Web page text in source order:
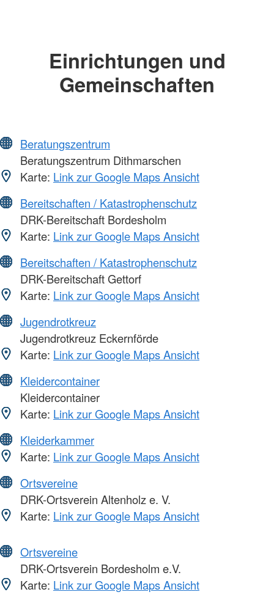
Einrichtungen und
Gemeinschaften
Beratungszentrum
Beratungszentrum Dithmarschen
Karte: Link zur Google Maps Ansicht
Bereitschaften / Katastrophenschutz
DRK-Bereitschaft Bordesholm
Karte: Link zur Google Maps Ansicht
Bereitschaften / Katastrophenschutz
DRK-Bereitschaft Gettorf
Karte: Link zur Google Maps Ansicht
Jugendrotkreuz
Jugendrotkreuz Eckernförde
Karte: Link zur Google Maps Ansicht
Kleidercontainer
Kleidercontainer
Karte: Link zur Google Maps Ansicht
Kleiderkammer
Karte: Link zur Google Maps Ansicht
Ortsvereine
DRK-Ortsverein Altenholz e. V.
Karte: Link zur Google Maps Ansicht
Ortsvereine
DRK-Ortsverein Bordesholm e.V.
Karte: Link zur Google Maps Ansicht